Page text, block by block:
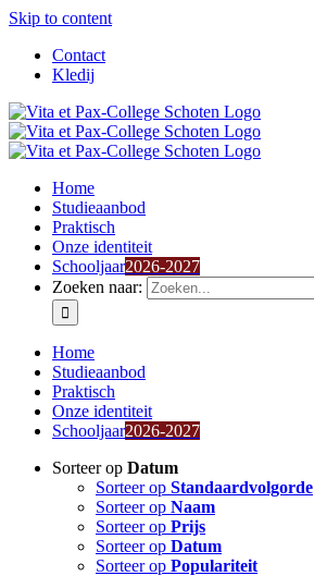
Skip to content
Contact
Kledij
Home
Studieaanbod
Praktisch
Onze identiteit
Schooljaar2026-2027
Zoeken naar:
Home
Studieaanbod
Praktisch
Onze identiteit
Schooljaar2026-2027
Sorteer op Datum
Sorteer op Standaardvolgorde
Sorteer op Naam
Sorteer op Prijs
Sorteer op Datum
Sorteer op Populariteit